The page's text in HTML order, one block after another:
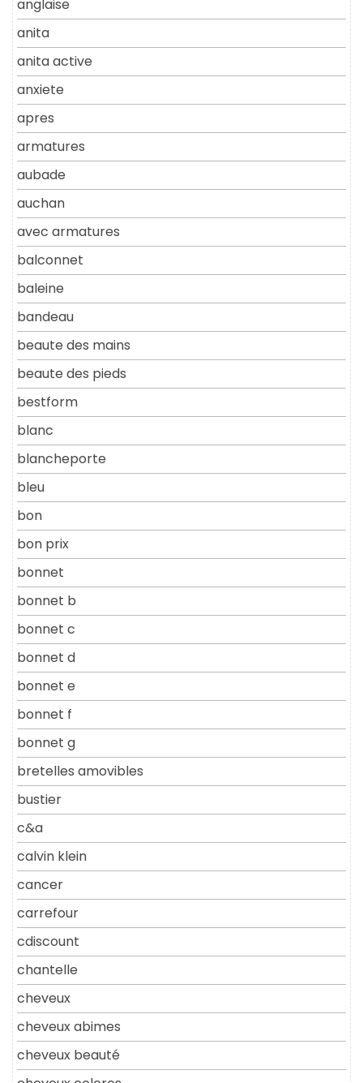
anglaise
anita
anita active
anxiete
apres
armatures
aubade
auchan
avec armatures
balconnet
baleine
bandeau
beaute des mains
beaute des pieds
bestform
blanc
blancheporte
bleu
bon
bon prix
bonnet
bonnet b
bonnet c
bonnet d
bonnet e
bonnet f
bonnet g
bretelles amovibles
bustier
c&a
calvin klein
cancer
carrefour
cdiscount
chantelle
cheveux
cheveux abimes
cheveux beauté